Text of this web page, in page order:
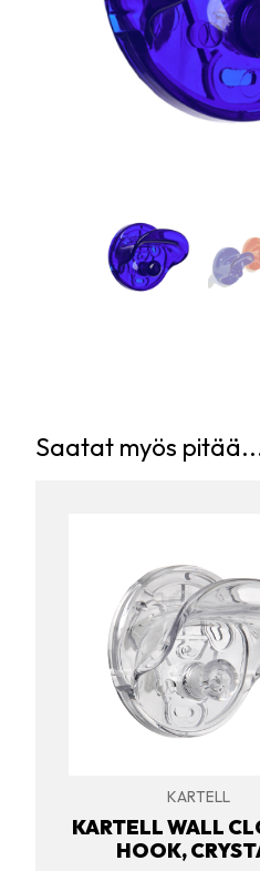
Saatat myös
KARTELL
KARTELL WALL
HOOK,